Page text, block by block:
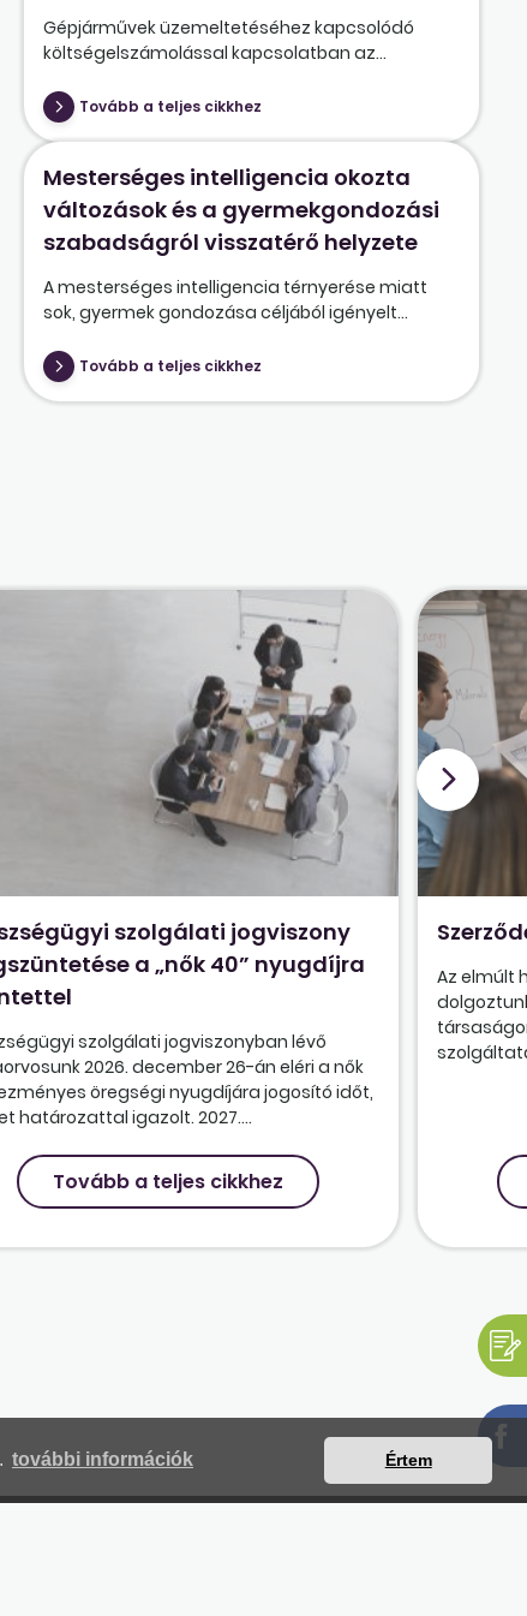
további információk Értem
Gépjárművek üzemeltetéséhez kapcsolódó
költségelszámolással kapcsolatban az...
Tovább a teljes cikkhez
Mesterséges intelligencia okozta
változások és a gyermekgondozási
szabadságról visszatérő helyzete
A mesterséges intelligencia térnyerése miatt
sok, gyermek gondozása céljából igényelt...
Tovább a teljes cikkhez
szolgálati jogviszony
a „nők 40” nyugdíjra
szolgálati jogviszonyban lévő
2026. december 26-án eléri a nők
öregségi nyugdíjára jogosító időt,
határozattal igazolt. 2027....
Tovább a teljes cikkhez
Az elmúlt